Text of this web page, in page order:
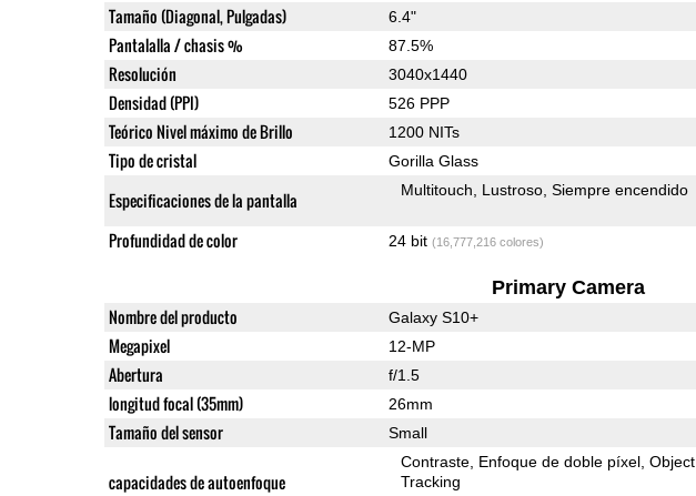
Tamaño (Diagonal, Pulgadas) 6.4"
Pantalalla / chasis % 87.5%
Resolución 3040x1440
Densidad (PPI) 526 PPP
Teórico Nivel máximo de Brillo 1200 NITs
Tipo de cristal Gorilla Glass
Especificaciones de la pantalla Multitouch Lustroso Siempre encendido
Profundidad de color 24 bit (16,777,216 colores)
Primary Camera
Nombre del producto Galaxy S10+
Megapixel 12-MP
Abertura f/1.5
longitud focal (35mm) 26mm
Tamaño del sensor Small
capacidades de autoenfoque
Contraste Enfoque de doble píxel Object
Tracking